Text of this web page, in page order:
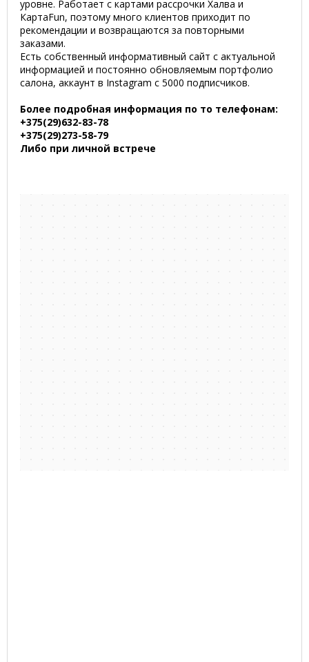
уровне. Работает с картами рассрочки Халва и
КартаFun, поэтому много клиентов приходит по
рекомендации и возвращаются за повторными
заказами.
Есть собственный информативный сайт с актуальной
информацией и постоянно обновляемым портфолио
салона, аккаунт в Instagram с 5000 подписчиков.
Более подробная информация по то телефонам:
+375(29)632-83-78
+375(29)273-58-79
Либо при личной встрече